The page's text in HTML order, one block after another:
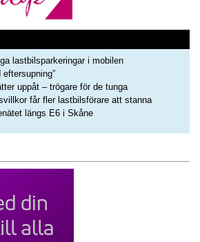
lastbilsparkeringar i mobilen
eftersupning”
uppåt – trögare för de tunga
får fler lastbilsförare att stanna
längs E6 i Skåne